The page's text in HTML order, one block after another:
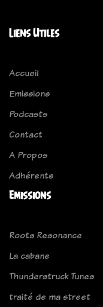
Liens Utiles
Accueil
Emissions
Podcasts
Contact
A Propos
Adhérents
Emissions
Roots Resonance
La cabane
Thunderstruck Tunes
traité de ma street